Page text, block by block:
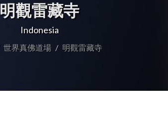
明觀雷藏寺
Indonesia
世界真佛道場 明觀雷藏寺